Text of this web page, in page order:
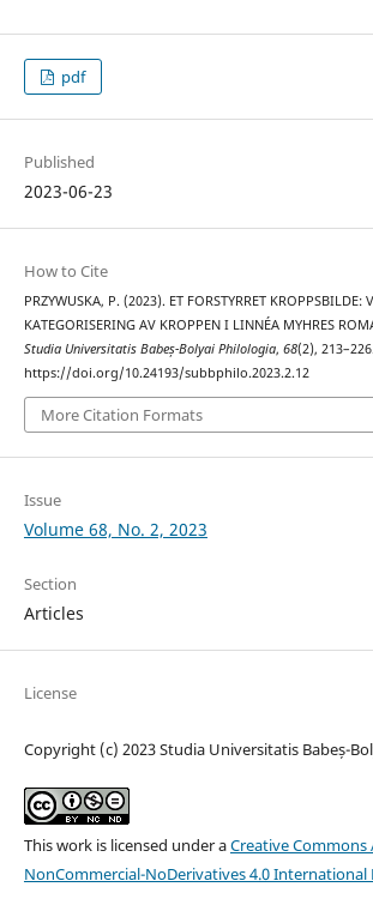
pdf
Published
2023-06-23
How to Cite
PRZYWUSKA, P. (2023). ET FORSTYRRET KROPPSBILDE:
KATEGORISERING AV KROPPEN I LINNÉA MYHRES
Studia Universitatis Babeș-Bolyai Philologia, 68(2), 213–226.
https://doi.org/10.24193/subbphilo.2023.2.12
More Citation Formats
Issue
Volume 68, No. 2, 2023
Section
Articles
License
Copyright (c) 2023 Studia Universitatis Babeș-
This work is licensed under aCreative
NonCommercial-NoDerivatives 4.0 International